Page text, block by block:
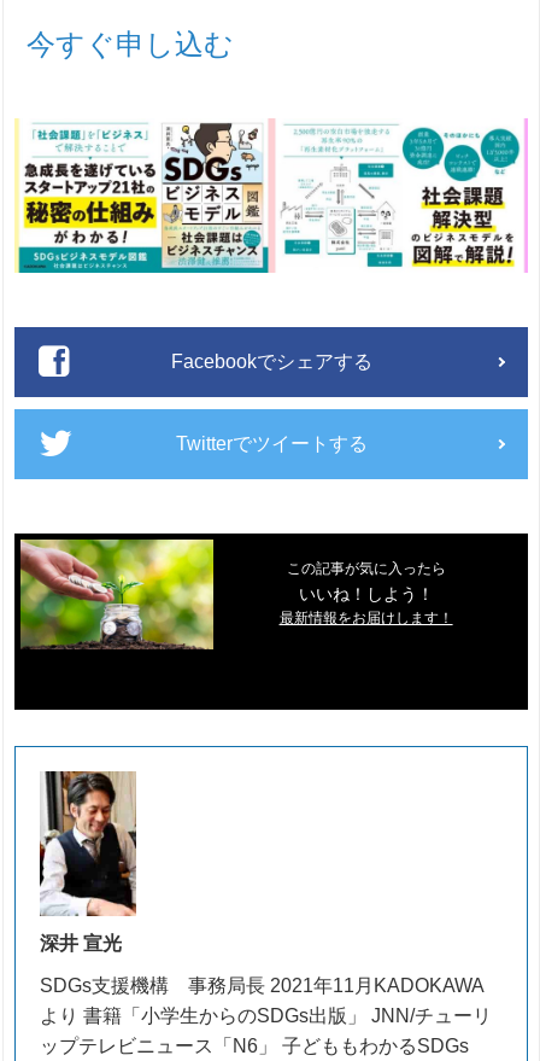
今すぐ申し込む
Facebookでシェアする
Twitterでツイートする
この記事が気に入ったら
いいね！しよう！
最新情報をお届けします！
深井 宣光
SDGs支援機構 事務局長 2021年11月KADOKAWA
より 書籍「小学生からのSDGs出版」 JNN/チューリ
ップテレビニュース「N6」 子どももわかるSDGs